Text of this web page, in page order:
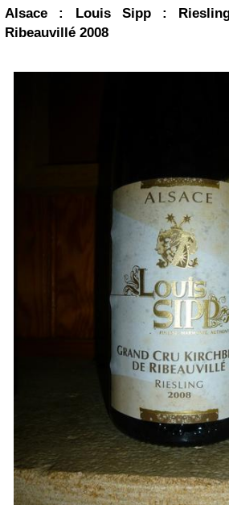
Alsace : Louis Sipp :
Ribeauvillé 2008